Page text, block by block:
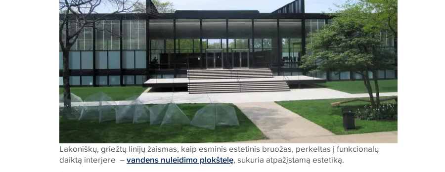
Lakoniškų, griežtų linijų žaismas, kaip esminis estetinis bruožas, perkeltas į funkcionalų
daiktą interjere –vandens nuleidimo plokštelę, sukuria atpažįstamą estetiką.